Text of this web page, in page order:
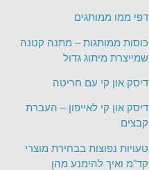
דפי ממו ממותגים
כוסות ממותגות – מתנה קטנה
שמייצרת מיתוג גדול
דיסק און קי עם חריטה
דיסק און קי לאייפון – העברת
קבצים
טעויות נפוצות בבחירת מוצרי
קד"מ ואיך להימנע מהן